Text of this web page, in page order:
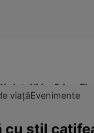
Vedete Video Prime Time
viațăEvenimente
cu stil